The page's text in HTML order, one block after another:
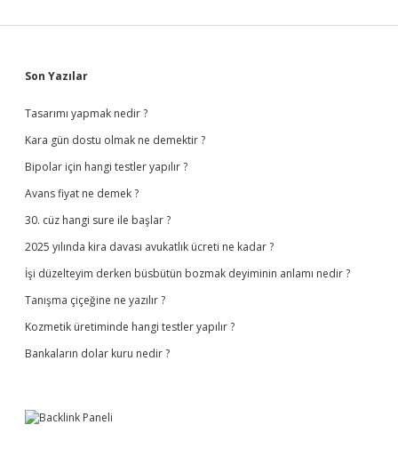
Sidebar
Son Yazılar
Tasarımı yapmak nedir ?
Kara gün dostu olmak ne demektir ?
Bipolar için hangi testler yapılır ?
Avans fiyat ne demek ?
30. cüz hangi sure ile başlar ?
2025 yılında kira davası avukatlık ücreti ne kadar ?
İşi düzelteyim derken büsbütün bozmak deyiminin anlamı nedir ?
Tanışma çiçeğine ne yazılır ?
Kozmetik üretiminde hangi testler yapılır ?
Bankaların dolar kuru nedir ?